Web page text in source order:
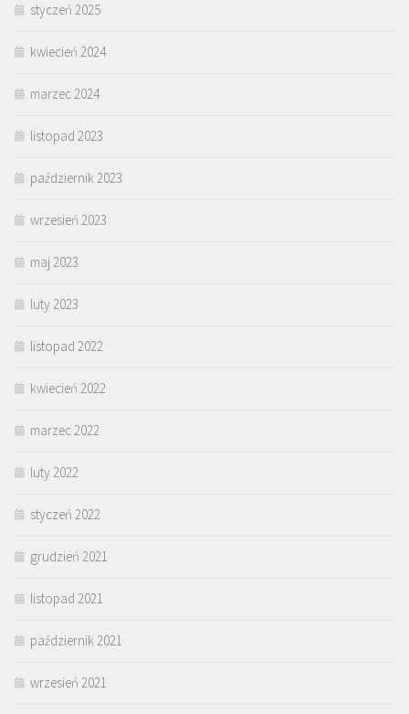
styczeń 2025
kwiecień 2024
marzec 2024
listopad 2023
październik 2023
wrzesień 2023
maj 2023
luty 2023
listopad 2022
kwiecień 2022
marzec 2022
luty 2022
styczeń 2022
grudzień 2021
listopad 2021
październik 2021
wrzesień 2021